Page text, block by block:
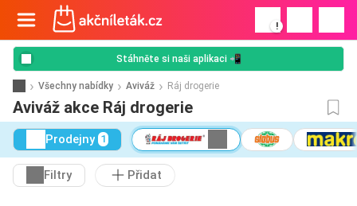
!
Stáhněte si naši aplikaci 📲
Všechny nabídky Aviváž Ráj drogerie
Aviváž akce Ráj drogerie
Prodejny 1
Filtry Přidat